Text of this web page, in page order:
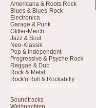
Americana & Roots Rock
Blues & Blues-Rock
Electronica
Garage & Punk
Glitter-Merch
Jazz & Soul
Neo-Klassik
Pop & Independent
Progressive & Psyche Rock
Reggae & Dub
Rock & Metal
Rock'n'Roll & Rockabilly
Soundtracks
Weihnachten